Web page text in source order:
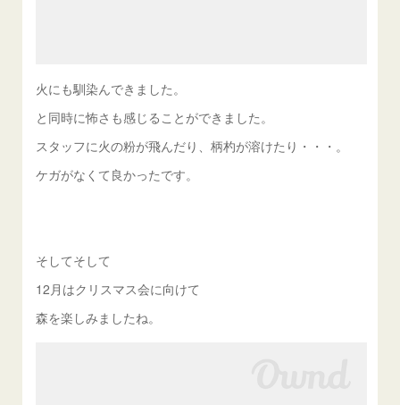
火にも馴染んできました。
と同時に怖さも感じることができました。
スタッフに火の粉が飛んだり、柄杓が溶けたり・・・。
ケガがなくて良かったです。
そしてそして
12月はクリスマス会に向けて
森を楽しみましたね。